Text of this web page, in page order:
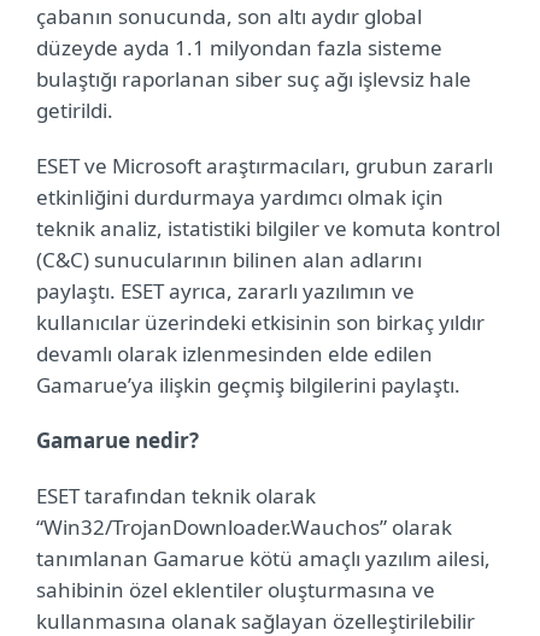
çabanın sonucunda, son altı aydır global
düzeyde ayda 1.1 milyondan fazla sisteme
bulaştığı raporlanan siber suç ağı işlevsiz hale
getirildi.
ESET ve Microsoft araştırmacıları, grubun zararlı
etkinliğini durdurmaya yardımcı olmak için
teknik analiz, istatistiki bilgiler ve komuta kontrol
(C&C) sunucularının bilinen alan adlarını
paylaştı. ESET ayrıca, zararlı yazılımın ve
kullanıcılar üzerindeki etkisinin son birkaç yıldır
devamlı olarak izlenmesinden elde edilen
Gamarue’ya ilişkin geçmiş bilgilerini paylaştı.
Gamarue nedir?
ESET tarafından teknik olarak
“Win32/TrojanDownloader.Wauchos” olarak
tanımlanan Gamarue kötü amaçlı yazılım ailesi,
sahibinin özel eklentiler oluşturmasına ve
kullanmasına olanak sağlayan özelleştirilebilir